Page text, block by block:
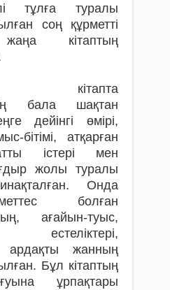
тұлға туралы
соң құрметті
кітаптың
кітапта
бала шақтан
дейінгі өмірі,
бітімі, атқарған
істері мен
жолы туралы
Онда
болған
ағайын-туыс,
естеліктері,
ардақты жанның
Бұл кітаптың
ұрпақтары